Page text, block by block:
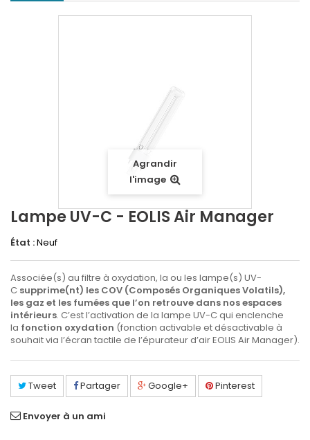
Agrandir
l'image
Lampe UV-C - EOLIS Air Manager
État :Neuf
Associée(s) au filtre à oxydation, la ou les lampe(s) UV-
C supprime(nt) les COV (Composés Organiques Volatils),
les gaz et les fumées que l’on retrouve dans nos espaces
intérieurs. C’est l’activation de la lampe UV-C qui enclenche
la fonction oxydation (fonction activable et désactivable à
souhait via l’écran tactile de l’épurateur d’air EOLIS Air Manager).
Tweet Partager Google+ Pinterest
Envoyer à un ami